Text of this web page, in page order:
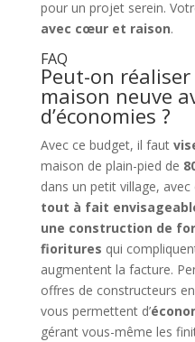
pour un projet serein.
avec cœur et raison.
FAQ
Peut-on
maison neuve
d’économies ?
Avec ce budget, il faut
maison de plain-pied de
dans un petit village,
tout à fait
une construction de
fioritures qui
augmentent la facture.
offres de constructeurs
vous permettent d’
gérant vous-même les